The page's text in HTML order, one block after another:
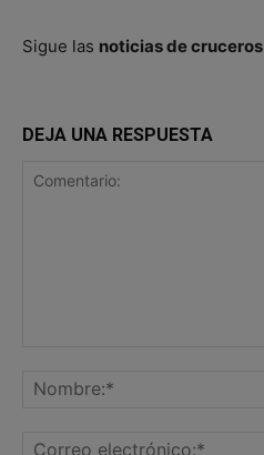
Sigue las noticias de cruceros
DEJA UNA RESPUESTA